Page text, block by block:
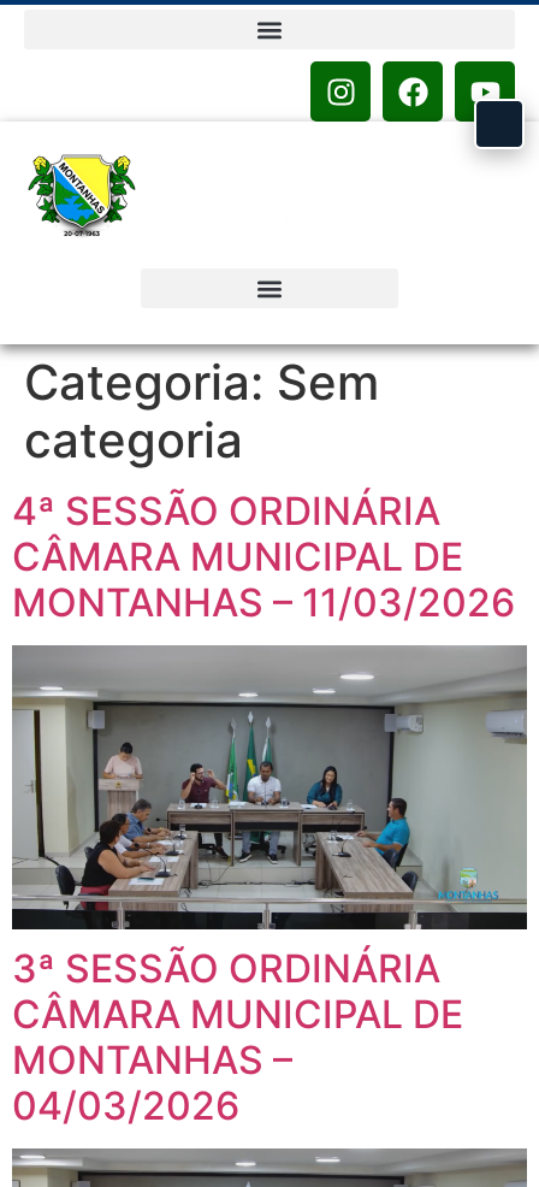
Categoria: Sem
categoria
4ª SESSÃO ORDINÁRIA
CÂMARA MUNICIPAL DE
MONTANHAS – 11/03/2026
3ª SESSÃO ORDINÁRIA
CÂMARA MUNICIPAL DE
MONTANHAS –
04/03/2026